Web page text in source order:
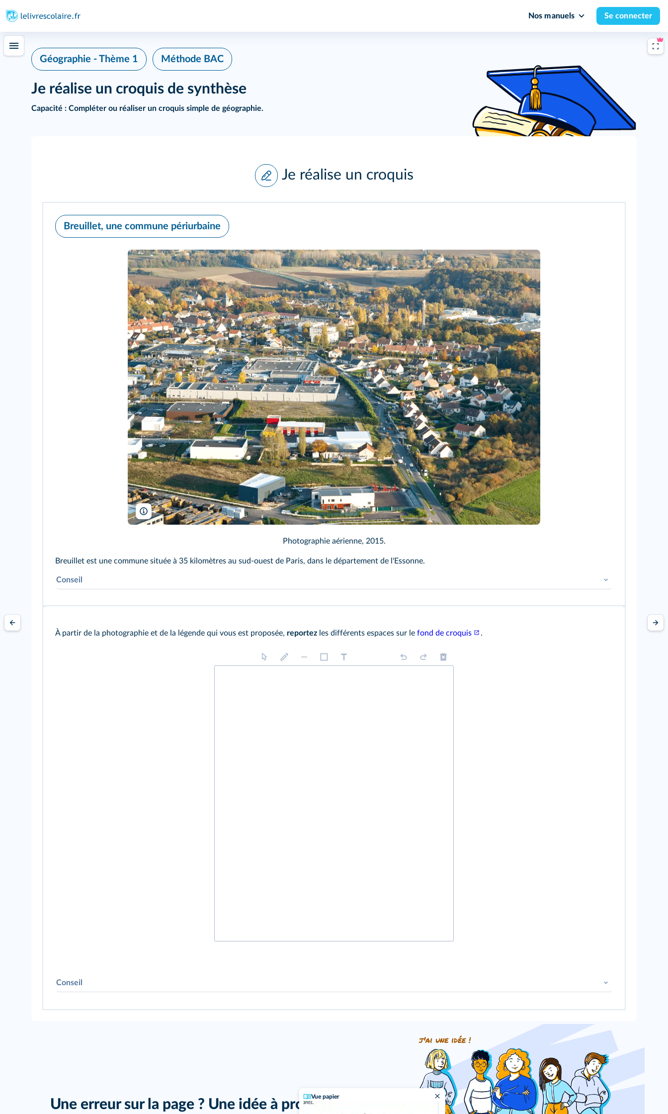
Nos manuels Se connecter
Vue papier
Géographie - Thème 1 Méthode BAC
Je réalise un croquis de synthèse
Capacité : Compléter ou réaliser un croquis simple de géographie.
Je réalise un croquis
Breuillet, une commune périurbaine
Philippe Devanne/Shutterstock
Photographie aérienne, 2015.
Breuillet est une commune située à 35 kilomètres au sud‑ouest de Paris, dans le département de l'Essonne.
Conseil
À partir de la photographie et de la légende qui vous est proposée, reportez les différents espaces sur le fond de croquis .
Conseil
Une erreur sur la page ? Une idée à proposer ?
j'ai une idée !